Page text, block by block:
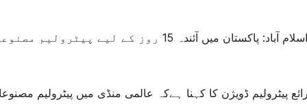
اسلام آباد: پاکستان میں آئندہ 15 روز
پیٹرولیم ڈویژن کا کہنا ہےکہ عالمی منڈی میں پیٹرولیم